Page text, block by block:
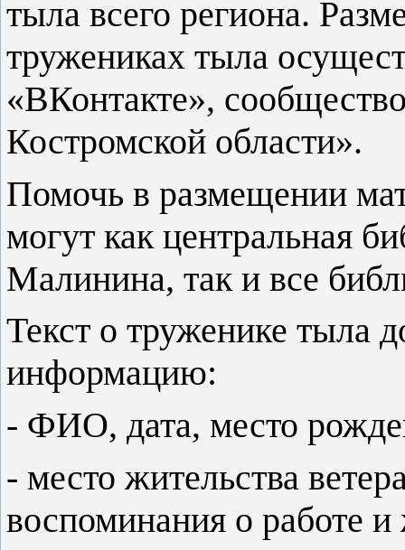
тыла всего региона.
тружениках тыла
«ВКонтакте»,
Костромской области».
Помочь в размещении
могут как центральная
Малинина, так и все
Текст о труженике тыла
информацию:
- ФИО, дата, место
- место жительства
воспоминания о работе